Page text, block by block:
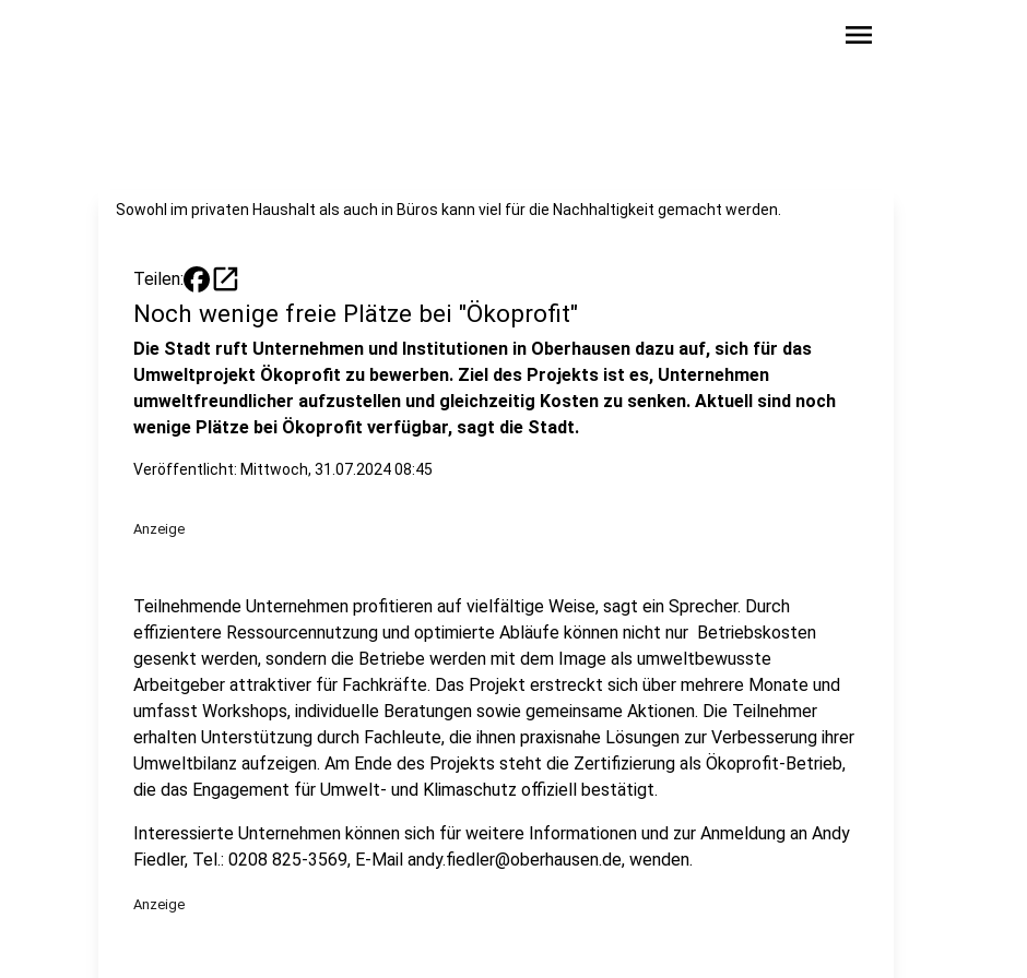
menu
Sowohl im privaten Haushalt als auch in Büros kann viel für die Nachhaltigkeit gemacht werden.
Teilen: open_in_new
Noch wenige freie Plätze bei "Ökoprofit"
Die Stadt ruft Unternehmen und Institutionen in Oberhausen dazu auf, sich für das
Umweltprojekt Ökoprofit zu bewerben. Ziel des Projekts ist es, Unternehmen
umweltfreundlicher aufzustellen und gleichzeitig Kosten zu senken. Aktuell sind noch
wenige Plätze bei Ökoprofit verfügbar, sagt die Stadt.
Veröffentlicht: Mittwoch, 31.07.2024 08:45
Anzeige
Teilnehmende Unternehmen profitieren auf vielfältige Weise, sagt ein Sprecher. Durch
effizientere Ressourcennutzung und optimierte Abläufe können nicht nur Betriebskosten
gesenkt werden, sondern die Betriebe werden mit dem Image als umweltbewusste
Arbeitgeber attraktiver für Fachkräfte. Das Projekt erstreckt sich über mehrere Monate und
umfasst Workshops, individuelle Beratungen sowie gemeinsame Aktionen. Die Teilnehmer
erhalten Unterstützung durch Fachleute, die ihnen praxisnahe Lösungen zur Verbesserung ihrer
Umweltbilanz aufzeigen. Am Ende des Projekts steht die Zertifizierung als Ökoprofit-Betrieb,
die das Engagement für Umwelt- und Klimaschutz offiziell bestätigt.
Interessierte Unternehmen können sich für weitere Informationen und zur Anmeldung an Andy
Fiedler, Tel.: 0208 825-3569, E-Mail andy.fiedler@oberhausen.de, wenden.
Anzeige